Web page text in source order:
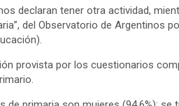
declaran tener otra actividad,
del Observatorio de Argentinos
provista por los cuestionarios